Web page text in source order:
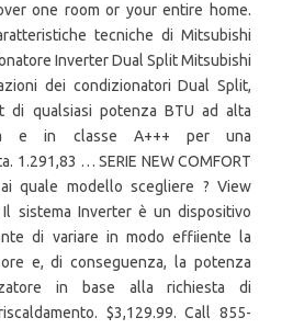
one room or your entire home.
tecniche di Mitsubishi
Inverter Dual Split Mitsubishi
dei condizionatori Dual Split,
di qualsiasi potenza BTU ad alta
e in classe A+++ per una
1.291,83 … SERIE NEW COMFORT
quale modello scegliere ? View
Il sistema Inverter è un dispositivo
di variare in modo effiiente la
e, di conseguenza, la potenza
in base alla richiesta di
$3,129.99. Call 855-